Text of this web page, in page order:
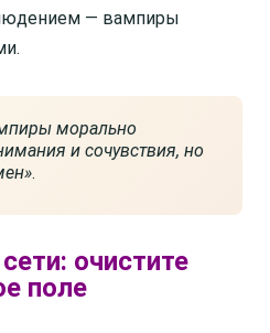
— вампиры
морально
и сочувствия, но
.
очистите
поле